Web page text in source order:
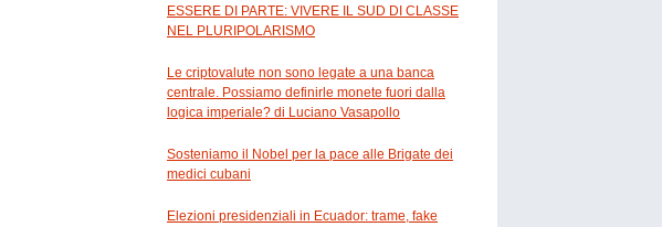
ESSERE DI PARTE: VIVERE IL SUD DI CLASSE
NEL PLURIPOLARISMO
Le criptovalute non sono legate a una banca
centrale. Possiamo definirle monete fuori dalla
logica imperiale? di Luciano Vasapollo
Sosteniamo il Nobel per la pace alle Brigate dei
medici cubani
Elezioni presidenziali in Ecuador: trame, fake